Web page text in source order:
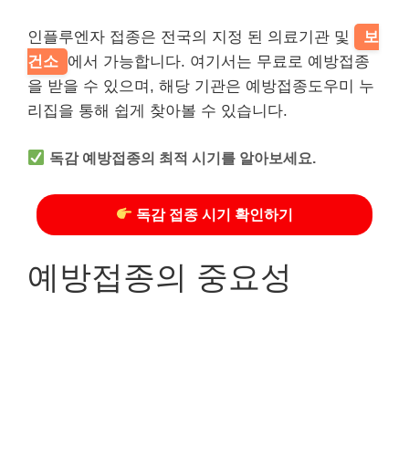
인플루엔자 접종은 전국의 지정 된 의료기관 및
보
건소 에서 가능합니다. 여기서는 무료로 예방접종
을 받을 수 있으며, 해당 기관은 예방접종도우미 누
리집을 통해 쉽게 찾아볼 수 있습니다.
독감 예방접종의 최적 시기를 알아보세요.
독감 접종 시기 확인하기
예방접종의 중요성